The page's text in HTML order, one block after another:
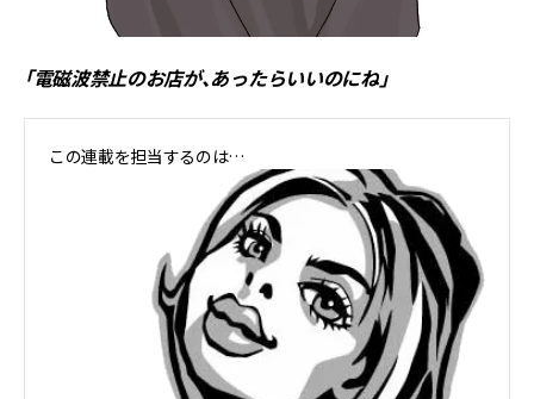
「電磁波禁止のお店が、あったらいいのにね」
この連載を担当するのは…